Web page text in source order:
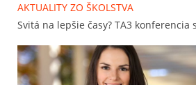
AKTUALITY ZO ŠKOLSTVA
Svitá na lepšie časy? TA3 konferencia